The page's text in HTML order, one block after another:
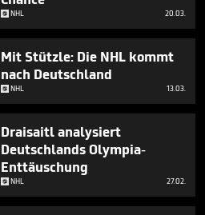
NHL 20.03.
Mit Stützle: Die NHL kommt
nach Deutschland
NHL 13.03.
Draisaitl analysiert
Deutschlands Olympia-
Enttäuschung
NHL 27.02.